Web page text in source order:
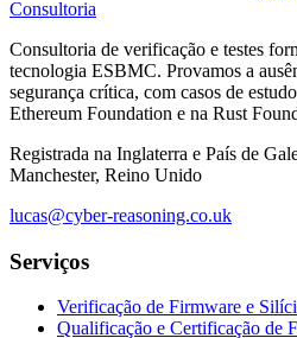
Consultoria
Consultoria de verificação e testes
tecnologia ESBMC. Provamos a
segurança crítica, com casos de
Ethereum Foundation e na Rust
Registrada na Inglaterra e País de
Manchester, Reino Unido
lucas@cyber-reasoning.co.uk
Serviços
Verificação de Firmware e
Qualificação e Certificação de